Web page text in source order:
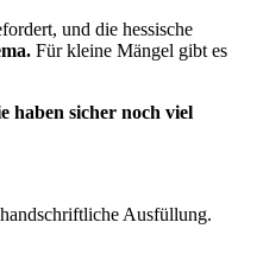
und die hessische
Für kleine Mängel gibt es
haben sicher noch viel
Ausfüllung.